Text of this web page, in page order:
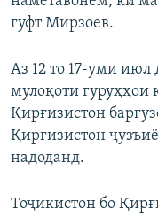
гуфт Мирзоев.
Аз 12 то 17-уми
мулоқоти гуруҳҳои
Қирғизистон
Қирғизистон
надоданд.
Тоҷикистон бо